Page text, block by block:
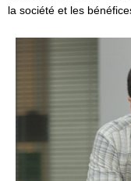
la société et les